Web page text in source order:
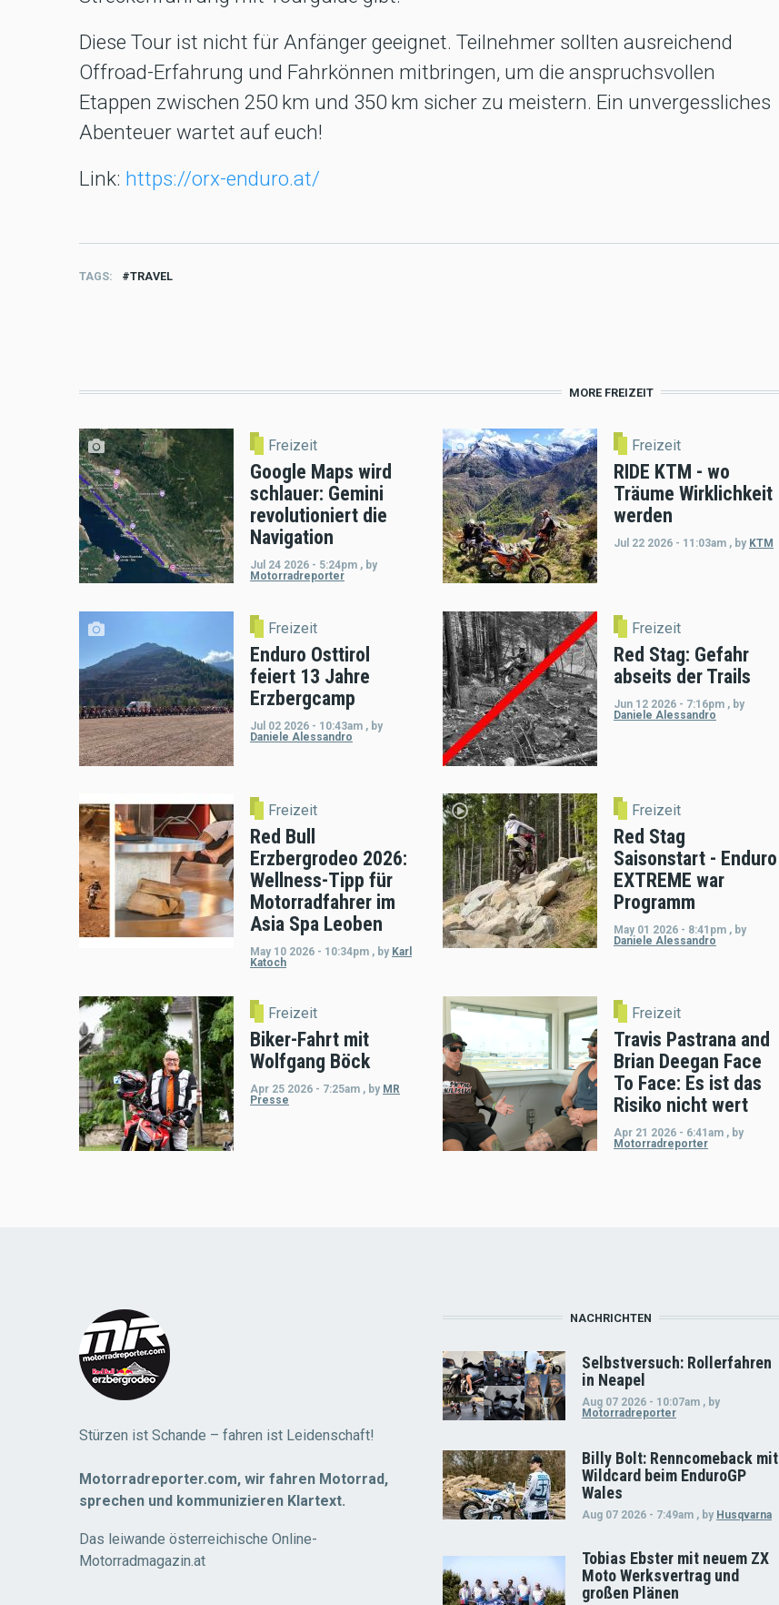
Diese Tour ist nicht für Anfänger geeignet. Teilnehmer sollten ausreichend
Offroad-Erfahrung und Fahrkönnen mitbringen, um die anspruchsvollen
Etappen zwischen 250 km und 350 km sicher zu meistern. Ein unvergessliches
Abenteuer wartet auf euch!
Link: https://orx-enduro.at/
TAGS TRAVEL
MORE FREIZEIT
Freizeit
Google Maps wird
schlauer: Gemini
revolutioniert die
Navigation
Jul 24 2026 - 5:24pm , by
Motorradreporter
Freizeit
RIDE KTM - wo
Träume Wirklichkeit
werden
Jul 22 2026 - 11:03am , by KTM
Freizeit
Enduro Osttirol
feiert 13 Jahre
Erzbergcamp
Jul 02 2026 - 10:43am , by
Daniele Alessandro
Freizeit
Red Stag: Gefahr
abseits der Trails
Jun 12 2026 - 7:16pm , by
Daniele Alessandro
Freizeit
Red Bull
Erzbergrodeo 2026:
Wellness-Tipp für
Motorradfahrer im
Asia Spa Leoben
May 10 2026 - 10:34pm , by Karl
Katoch
Freizeit
Red Stag
Saisonstart - Enduro
EXTREME war
Programm
May 01 2026 - 8:41pm , by
Daniele Alessandro
Freizeit
Biker-Fahrt mit
Wolfgang Böck
Apr 25 2026 - 7:25am , by MR
Presse
Freizeit
Travis Pastrana and
Brian Deegan Face
To Face: Es ist das
Risiko nicht wert
Apr 21 2026 - 6:41am , by
Motorradreporter
Stürzen ist Schande – fahren ist Leidenschaft!
Motorradreporter.com, wir fahren Motorrad,
sprechen und kommunizieren Klartext.
Das leiwande österreichische Online-
Motorradmagazin.at
NACHRICHTEN
Selbstversuch: Rollerfahren
in Neapel
Aug 07 2026 - 10:07am , by
Motorradreporter
Billy Bolt: Renncomeback mit
Wildcard beim EnduroGP
Wales
Aug 07 2026 - 7:49am , by Husqvarna
Tobias Ebster mit neuem ZX
Moto Werksvertrag und
großen Plänen